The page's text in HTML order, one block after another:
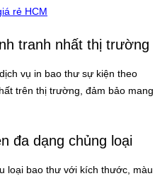
rẻ HCM
tranh nhất thị trường
vụ in bao thư sự kiện theo
trên thị trường, đảm bảo mang
đa dạng chủng loại
loại bao thư với kích thước, màu